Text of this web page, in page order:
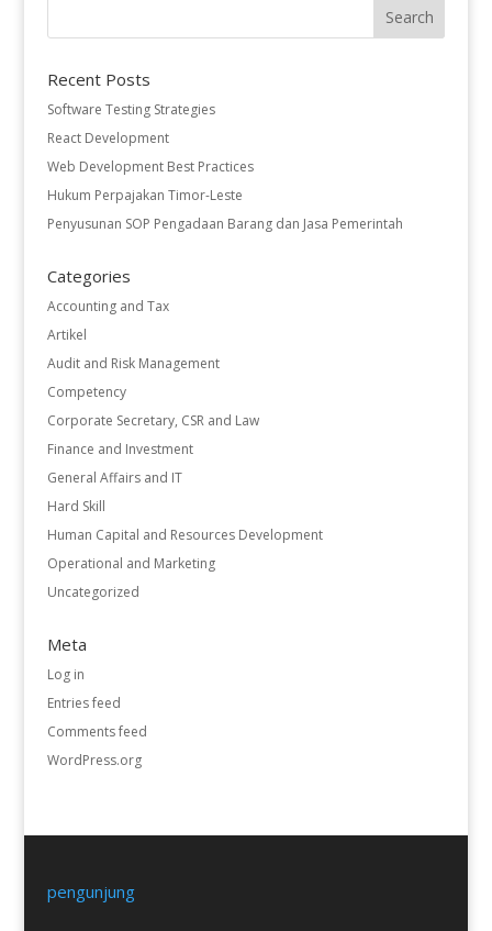
Recent Posts
Software Testing Strategies
React Development
Web Development Best Practices
Hukum Perpajakan Timor-Leste
Penyusunan SOP Pengadaan Barang dan Jasa Pemerintah
Categories
Accounting and Tax
Artikel
Audit and Risk Management
Competency
Corporate Secretary, CSR and Law
Finance and Investment
General Affairs and IT
Hard Skill
Human Capital and Resources Development
Operational and Marketing
Uncategorized
Meta
Log in
Entries feed
Comments feed
WordPress.org
pengunjung